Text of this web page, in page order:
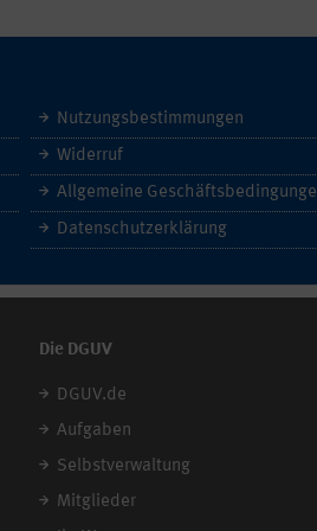
Nutzungsbestimmungen
Widerruf
Datenschutzerklärung
Die DGUV
DGUV.de
Aufgaben
Selbstverwaltung
Mitglieder